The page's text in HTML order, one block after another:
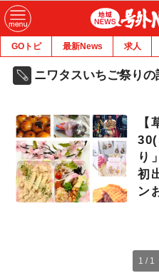
GOトピ 最新News 求人
ニワタスいちご祭りの
【
り
初
ン
1 / 1